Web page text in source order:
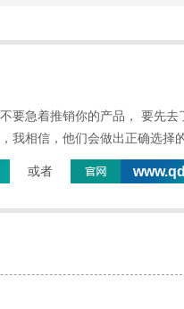
要急着推销你的产品， 要先去
我相信，他们会做出正确选择的
或者